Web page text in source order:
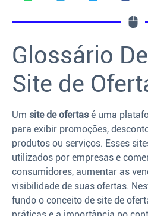
Glossário
Site de
Um site de ofertasé uma
para exibir promoções,
produtos ou serviços. Esses
utilizados por empresas e
consumidores, aumentar as
visibilidade de suas ofertas.
fundo o conceito de site de